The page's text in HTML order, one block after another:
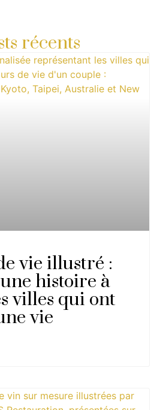
récents
vie illustré :
histoire à
villes qui ont
vie